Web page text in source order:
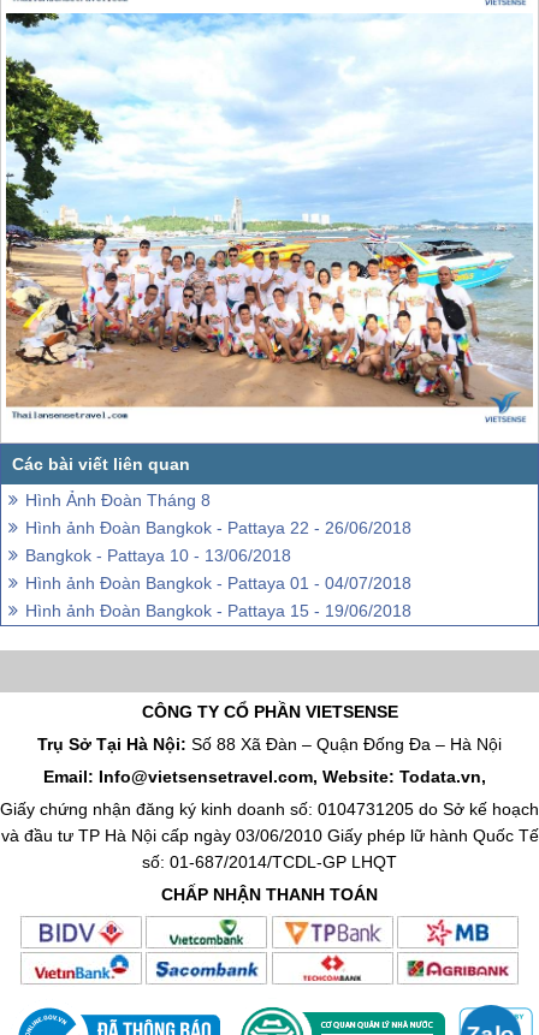
Hình Ảnh Đoàn Tháng 8
Hình ảnh Đoàn Bangkok - Pattaya 22 - 26/06/2018
Bangkok - Pattaya 10 - 13/06/2018
Hình ảnh Đoàn Bangkok - Pattaya 01 - 04/07/2018
Hình ảnh Đoàn Bangkok - Pattaya 15 - 19/06/2018
CÔNG TY CỔ PHẦN VIETSENSE
Trụ Sở Tại Hà Nội: Số 88 Xã Đàn – Quận Đống Đa – Hà Nội
Email: Info@vietsensetravel.com, Website: Todata.vn,
Giấy chứng nhận đăng ký kinh doanh số: 0104731205 do Sở kế hoạch
và đầu tư TP Hà Nội cấp ngày 03/06/2010 Giấy phép lữ hành Quốc Tế
số: 01-687/2014/TCDL-GP LHQT
CHẤP NHẬN THANH TOÁN